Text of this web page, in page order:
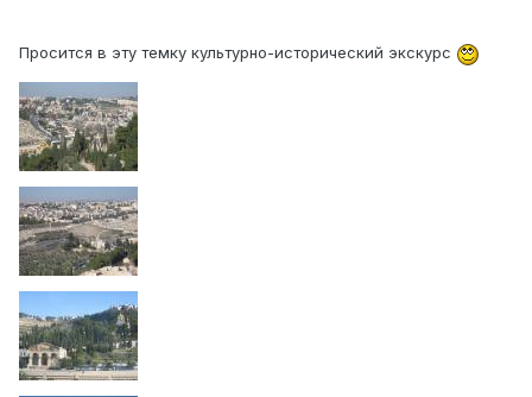
Просится в эту темку культурно-исторический экскурс